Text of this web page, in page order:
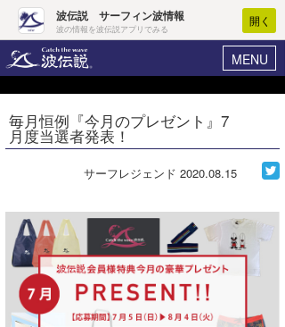
波伝説 サーフィン波情報
波の情報を波伝説アプリでみる
開く
MENU
ヘルプ マイホーム
ログイン
新規会員登録
WAVE HUNTER波予想ツール
気象情報
ニュース
毎月恒例『今月のプレゼント』7
月度当選者発表！
サーフレジェンド 2020.08.15
Core Surf Japan
アート＆エンタメ
コラム
トラベル